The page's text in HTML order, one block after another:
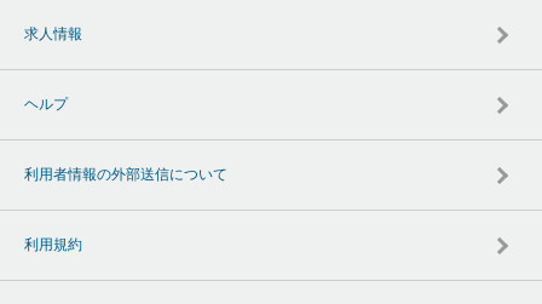
求人情報
ヘルプ
利用者情報の外部送信について
利用規約